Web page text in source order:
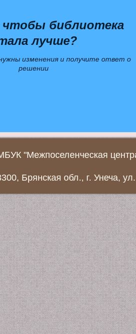
чтобы библиотека
лучше?
изменения и получите ответ о
решении
"Межпоселенческая
Брянская обл., г. Унеча,